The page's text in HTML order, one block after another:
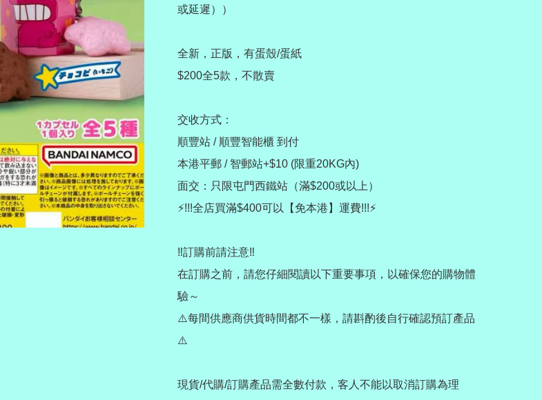
或延遲））
全新，正版，有蛋殼/蛋紙
$200全5款，不散賣
交收方式：
順豐站 / 順豐智能櫃 到付
本港平郵 / 智郵站+$10 (限重20KG內)
面交：只限屯門西鐵站（滿$200或以上）
⚡️!!!全店買滿$400可以【免本港】運費!!!⚡️
‼️訂購前請注意‼️
在訂購之前，請您仔細閱讀以下重要事項，以確保您的購物體
驗～
⚠️每間供應商供貨時間都不一樣，請斟酌後自行確認預訂產品
⚠️
現貨/代購/訂購產品需全數付款，客人不能以取消訂購為理